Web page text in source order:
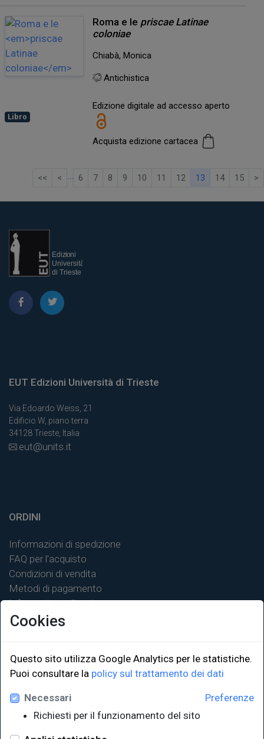
Libro
Roma e le priscae Latinae
coloniae
Chiabà, Monica
Antichistica
Edizione digitale ad accesso aperto
Acquista edizione cartacea
<< < 6 7 8 9 10 11 12 13 14 15 >
EUT Edizioni Università di Trieste
Via Edoardo Weiss, 21
Edificio W, piano terra
34128 Trieste, Italia
eut@units.it
ORDINI
Informazioni di spedizione
FAQ per l'acquisto
Condizioni di vendita
Metodi di pagamento
Informativa sulla privacy
LINK ISTITUZIONALI
Università degli Studi di Trieste
Sistema Bibliotecario di Ateneo
Cookies
Questo sito utilizza Google Analytics per le statistiche.
Puoi consultare la policy sul trattamento dei dati
Preferenze
Necessari
Richiesti per il funzionamento del sito